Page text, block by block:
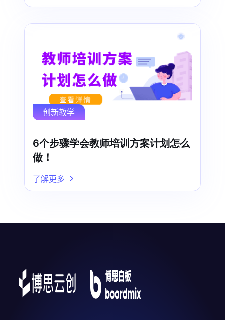
创新教学
6个步骤学会教师培训方案计划怎么
做！
了解更多